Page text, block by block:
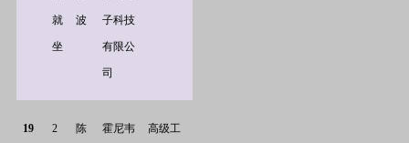
就
坐
波 子科技
有限公
司
19 2 陈 霍尼韦 高级工